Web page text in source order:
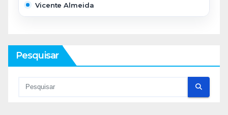
Vicente Almeida
Pesquisar